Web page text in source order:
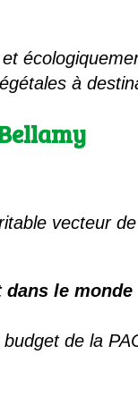
à
vecteur
dans le monde
de la